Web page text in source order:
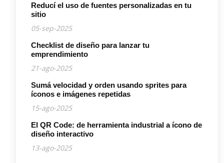
Reducí el uso de fuentes personalizadas en tu
sitio
05-sep-2025
Checklist de diseño para lanzar tu
emprendimiento
21-ago-2025
Sumá velocidad y orden usando sprites para
íconos e imágenes repetidas
15-ago-2025
El QR Code: de herramienta industrial a ícono de
diseño interactivo
13-ago-2025